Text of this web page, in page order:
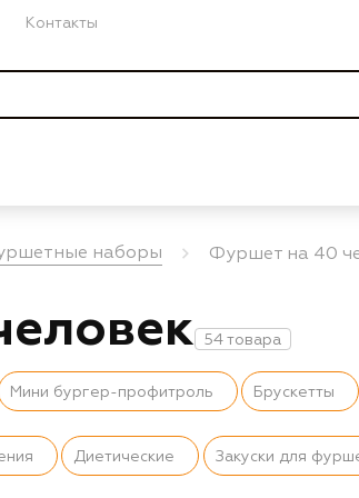
Контакты
наборы Фуршет на 40
54 товара
Мини бургер-профитроль Брускетты
Диетические Закуски для